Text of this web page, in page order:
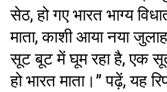
सेठ, हो गए भारत भाग्य
माता, काशी आया नया
सूट बूट में घूम रहा है, एक
हो भारत माता।” पढ़ें, यह